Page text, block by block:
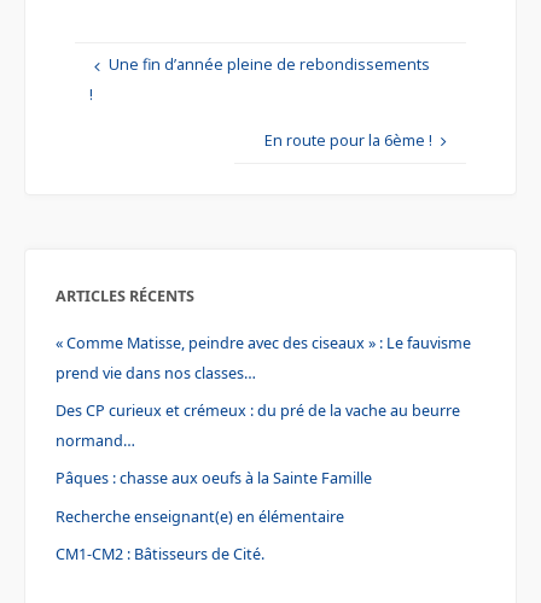
b
o
t
e
e
r
Une fin d’année pleine de rebondissements
!
En route pour la 6ème !
ARTICLES RÉCENTS
« Comme Matisse, peindre avec des ciseaux » : Le fauvisme
prend vie dans nos classes…
Des CP curieux et crémeux : du pré de la vache au beurre
normand…
Pâques : chasse aux oeufs à la Sainte Famille
Recherche enseignant(e) en élémentaire
CM1-CM2 : Bâtisseurs de Cité.